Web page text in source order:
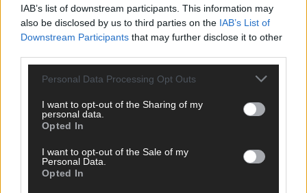
IAB’s list of downstream participants. This information may
also be disclosed by us to third parties on the IAB’s List of
Downstream Participants that may further disclose it to other
Personal Data Processing Opt Outs
I want to opt-out of the Sharing of my
personal data.
Opted In
I want to opt-out of the Sale of my
Personal Data.
Opted In
Monaco, Sallys Café, Westernbrauerei – der
Europa-Park 2026 macht vieles neu